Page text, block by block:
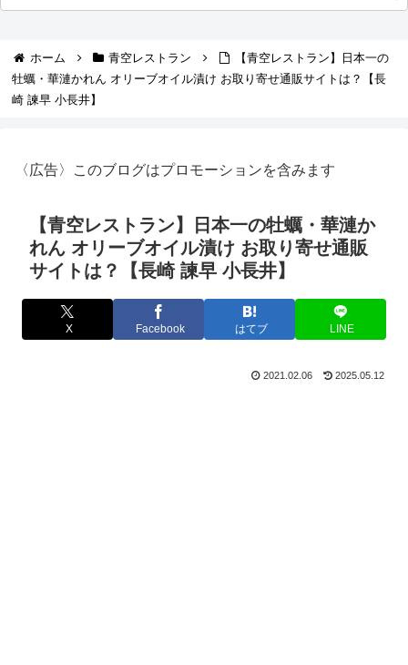
ホーム 青空レストラン
【青空レストラン】日本一の
牡蠣・華漣かれん オリーブオイル漬け お取り寄せ通販サイトは？【長
崎 諫早 小長井】
〈広告〉このブログはプロモーションを含みます
【青空レストラン】日本一の牡蠣・華漣か
れん オリーブオイル漬け お取り寄せ通販
サイトは？【長崎 諫早 小長井】
X Facebook はてブ LINE
2021.02.06 2025.05.12